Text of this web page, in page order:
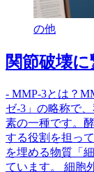
の他
関節破壊
- MMP-3とは？
ゼ-3」の略称で
素の一種です。
する役割を担っ
を埋める物質「
ています。 細胞